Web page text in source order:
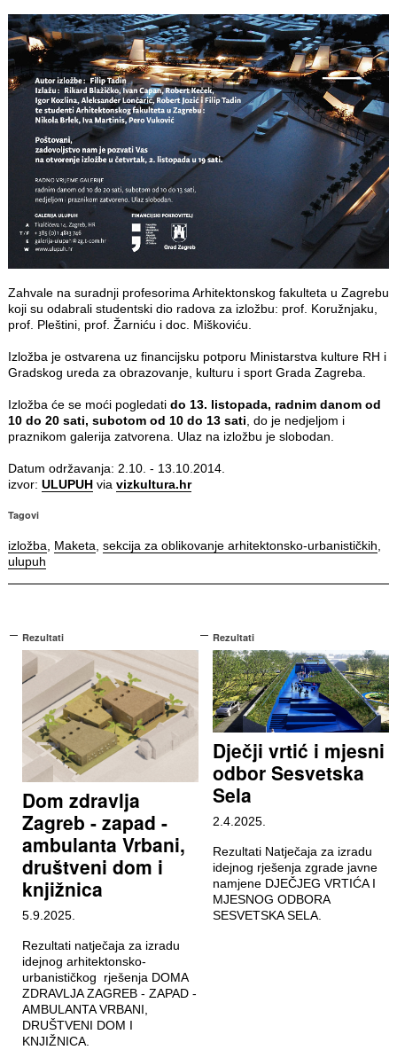
Zahvale na suradnji profesorima Arhitektonskog fakulteta u Zagrebu
koji su odabrali studentski dio radova za izložbu: prof. Koružnjaku,
prof. Pleštini, prof. Žarniću i doc. Miškoviću.
Izložba je ostvarena uz financijsku potporu Ministarstva kulture RH i
Gradskog ureda za obrazovanje, kulturu i sport Grada Zagreba.
Izložba će se moći pogledati do 13. listopada, radnim danom od
10 do 20 sati, subotom od 10 do 13 sati , do je nedjeljom i
praznikom galerija zatvorena. Ulaz na izložbu je slobodan.
Datum održavanja: 2.10. - 13.10.2014.
izvor: ULUPUHvia vizkultura.hr
Tagovi
izložba Maketa sekcija za oblikovanje arhitektonsko-urbanističkih
ulupuh
Rezultati
Dom zdravlja
Zagreb - zapad -
ambulanta Vrbani,
društveni dom i
knjižnica
5.9.2025.
Rezultati natječaja za izradu
idejnog arhitektonsko-
urbanističkog rješenja DOMA
ZDRAVLJA ZAGREB - ZAPAD -
AMBULANTA VRBANI,
DRUŠTVENI DOM I
KNJIŽNICA.
Rezultati
Dječji vrtić i mjesni
odbor Sesvetska
Sela
2.4.2025.
Rezultati Natječaja za izradu
idejnog rješenja zgrade javne
namjene DJEČJEG VRTIĆA I
MJESNOG ODBORA
SESVETSKA SELA.